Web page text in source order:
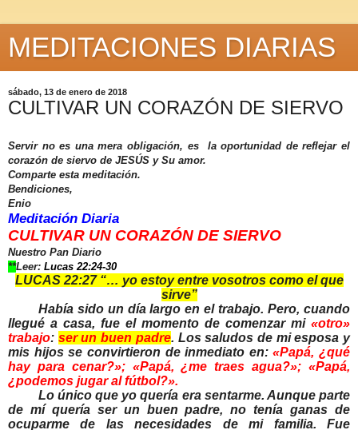
MEDITACIONES DIARIAS
sábado, 13 de enero de 2018
CULTIVAR UN CORAZÓN DE SIERVO
Servir no es una mera obligación, es la oportunidad de reflejar el
corazón de siervo de JESÚS y Su amor.
Comparte esta meditación.
Bendiciones,
Enio
Meditación Diaria
CULTIVAR UN CORAZÓN DE SIERVO
Nuestro Pan Diario
**Leer: Lucas 22:24-30
LUCAS 22:27 “… yo estoy entre vosotros como el que
sirve”
Había sido un día largo en el trabajo. Pero, cuando
llegué a casa, fue el momento de comenzar mi «otro»
trabajo: ser un buen padre. Los saludos de mi esposa y
mis hijos se convirtieron de inmediato en:«Papá, ¿qué
hay para cenar?»; «Papá, ¿me traes agua?»; «Papá,
¿podemos jugar al fútbol?».
Lo único que yo quería era sentarme. Aunque parte
de mí quería ser un buen padre, no tenía ganas de
ocuparme de las necesidades de mi familia. Fue